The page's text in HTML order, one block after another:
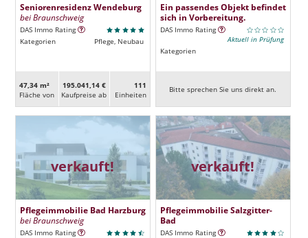
Seniorenresidenz Wendeburg
bei Braunschweig
DAS Immo Rating
Kategorien
Pflege, Neubau
47,34 m²
Fläche von
195.041,14 €
Kaufpreise ab
111
Ein­heiten
Ein passendes Objekt befindet
sich in Vorbereitung.
DAS Immo Rating
Aktuell in Prüfung
Kategorien
Bitte sprechen Sie uns direkt an.
verkauft!
Pflegeimmobilie Bad Harzburg
bei Braunschweig
DAS Immo Rating
verkauft!
Pflegeimmobilie Salzgitter-
Bad
DAS Immo Rating